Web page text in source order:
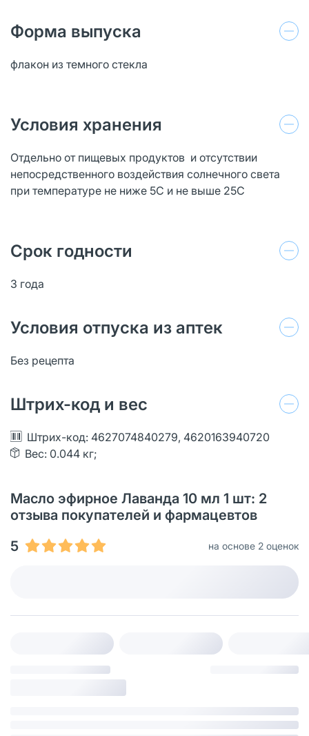
Форма выпуска
флакон из темного стекла
Условия хранения
Отдельно от пищевых продуктов и отсутствии
непосредственного воздействия солнечного света
при температуре не ниже 5С и не выше 25С
Срок годности
3 года
Условия отпуска из аптек
Без рецепта
Штрих-код и вес
Штрих-код: 4627074840279, 4620163940720
Вес: 0.044 кг;
Масло эфирное Лаванда 10 мл 1 шт: 2
отзыва покупателей и фармацевтов
5
на основе 2 оценок